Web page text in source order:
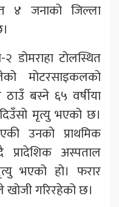
४ जनाको जिल्ला
डोमराहा टोलस्थित
मोटरसाइकलको
बस्ने ६५ वर्षीया
मृत्यु भएको छ।
उनको प्राथमिक
प्रादेशिक अस्पताल
भएको हो। फरार
गरिरहेको छ।